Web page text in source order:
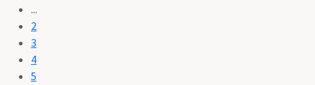
...
2
3
4
5